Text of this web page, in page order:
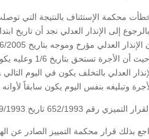
محكمة الإستئناف بالنتيجة التي توصلت
وحيث أن
العدلي بالتخلف يكون في اليوم
وتبليغه بنفس اليوم يكون سابقاً
التميزي رقم 652/1993 تاريخ 29/9/1993).
بذلك قرار محكمة التمييز الصادر عن الهيئه العاديه رقم